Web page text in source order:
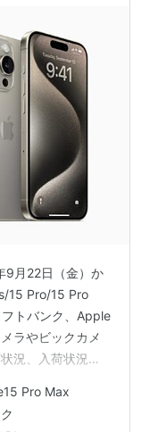
9月22日（金）か
15 Pro/15 Pro
トバンク、Apple
ラやビックカメ
況、入荷状況を
Pro/15
。 d ドコモオン
Pro Max